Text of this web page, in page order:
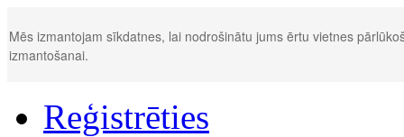
Mēs izmantojam sīkdatnes, lai nodrošinātu jums ērtu vietnes
izmantošanai.
Reģistrēties